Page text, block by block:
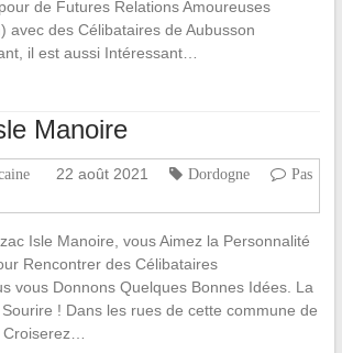
de Futures Relations Amoureuses
avec des Célibataires de Aubusson
il est aussi Intéressant…
Manoire
22 août 2021 Dordogne
Pas
Isle Manoire, vous Aimez la Personnalité
Rencontrer des Célibataires
vous Donnons Quelques Bonnes Idées. La
! Dans les rues de cette commune de